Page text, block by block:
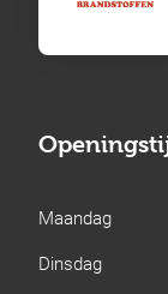
Maandag
Dinsdag